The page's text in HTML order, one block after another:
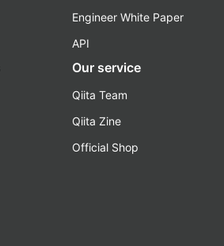
Engineer White Paper
API
Our service
Qiita Team
Qiita Zine
Official Shop